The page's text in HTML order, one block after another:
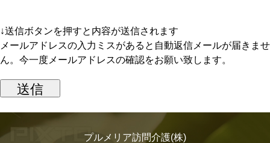
↓送信ボタンを押すと内容が送信されます
メールアドレスの入力ミスがあると自動返信メールが届きませ
ん。今一度メールアドレスの確認をお願い致します。
プルメリア訪問介護(株)